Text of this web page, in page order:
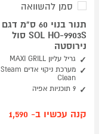
סמן להשוואה
תנור בנוי 60 ס"מ דגם
SOL HO-9903S סול
נירוסטה
גריל עליון MAXI GRILL
מערכת ניקוי אדים Steam
Clean
9 תוכניות אפיה
קנה עכשיו ב- 1,590